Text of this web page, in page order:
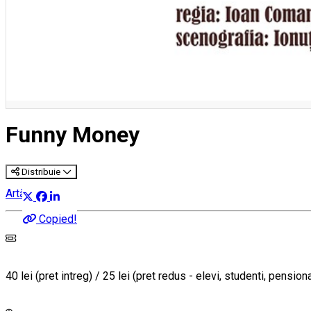
Funny Money
Distribuie
Copied!
Artă
40 lei (pret intreg) / 25 lei (pret redus - elevi, studenti,